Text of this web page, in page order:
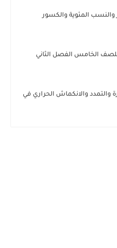
المئوية والكسور
للصف الخامس الفصل الثاني
والانكماش الحراري في